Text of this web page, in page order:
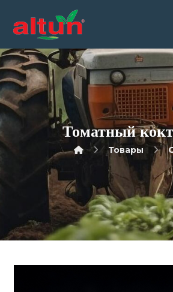
Томатный
Товары